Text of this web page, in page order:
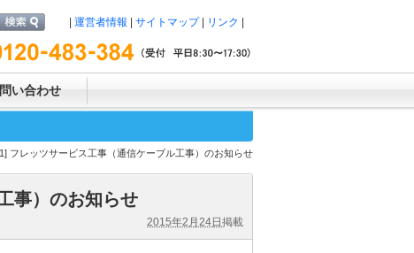
運営者情報 サイトマップ| リンク
い合わせ
フレッツサービス工事（通信ケーブル工事）のお知らせ
事）のお知らせ
2015年2月24日 掲載